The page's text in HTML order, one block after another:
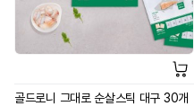
골드로니 그대로 순살스틱 대구 30개